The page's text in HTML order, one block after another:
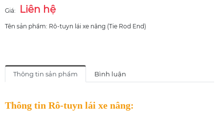
Giá:
Liên hệ
Tên sản phẩm: Rô-tuyn lái xe nâng (Tie Rod End)
Thông tin sản phẩm Bình luận
Thông tin Rô-tuyn lái xe nâng: